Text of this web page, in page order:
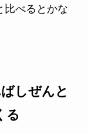
比べるとかな
しぜんと
る